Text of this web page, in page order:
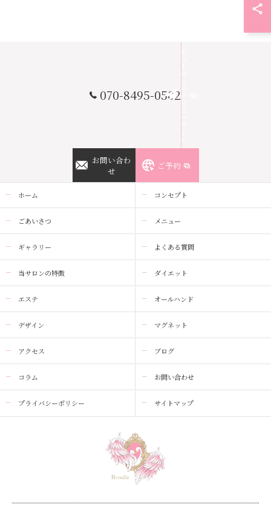
070-8495-0502
ホ
ペ
パ
ー
ビ
ー
テ
ー
お問い合わ
せ
ご予約
ホーム コンセプト
ごあいさつ メニュー
ギャラリー よくある質問
当サロンの特徴 ダイエット
エステ オールハンド
デザイン マグネット
アクセス ブログ
コラム お問い合わせ
プライバシーポリシー サイトマップ